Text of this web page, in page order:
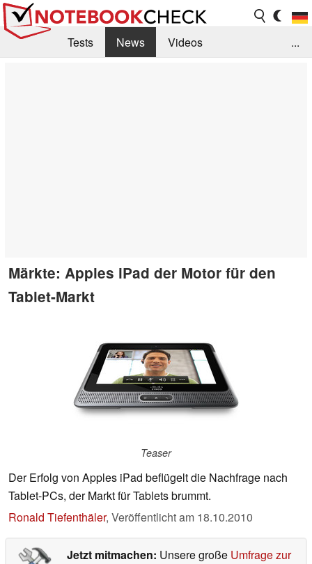
Tests News
Videos
...
Märkte: Apples iPad der Motor für den
Tablet-Markt
Teaser
Der Erfolg von Apples iPad beflügelt die Nachfrage nach
Tablet-PCs, der Markt für Tablets brummt.
Ronald Tiefenthäler, Veröffentlicht am 18.10.2010
Jetzt mitmachen: Unsere große Umfrage zur